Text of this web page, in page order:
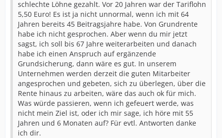
schlechte Löhne gezahlt. Vor 20 Jahren war der Tariflohn
5,50 Euro! Es ist ja nicht unnormal, wenn ich mit 64
Jahren bereits 45 Beitragsjahre habe. Von Grundrente
habe ich nicht gesprochen. Aber wenn du mir jetzt
sagst, ich soll bis 67 Jahre weiterarbeiten und danach
habe ich einen Anspruch auf ergänzende
Grundsicherung, dann wäre es gut. In unserem
Unternehmen werden derzeit die guten Mitarbeiter
angesprochen und gebeten, sich zu überlegen, über die
Rente hinaus zu arbeiten, wäre das auch ok für mich.
Was würde passieren, wenn ich gefeuert werde, was
nicht mein Ziel ist, oder ich mir sage, ich höre mit 55
Jahren und 6 Monaten auf? Für evtl. Antworten danke
ich dir.